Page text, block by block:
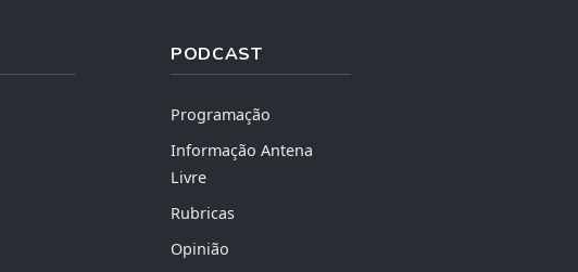
PODCAST
Programação
Informação Antena
Livre
Rubricas
Opinião